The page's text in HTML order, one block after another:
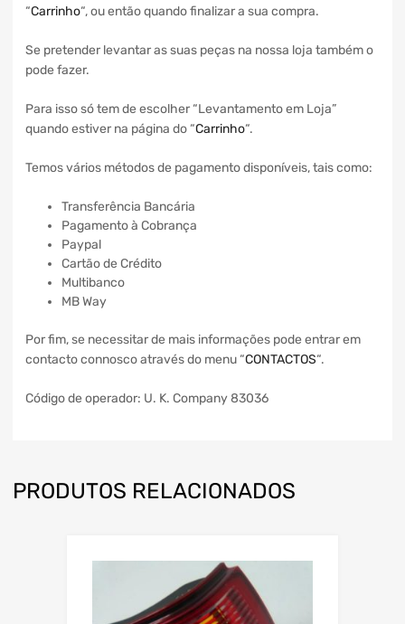
“Carrinho“, ou então quando finalizar a sua compra.
Se pretender levantar as suas peças na nossa loja também o
pode fazer.
Para isso só tem de escolher “Levantamento em Loja”
quando estiver na página do “Carrinho“.
Temos vários métodos de pagamento disponíveis, tais como:
Transferência Bancária
Pagamento à Cobrança
Paypal
Cartão de Crédito
Multibanco
MB Way
Por fim, se necessitar de mais informações pode entrar em
contacto connosco através do menu “CONTACTOS“.
Código de operador: U. K. Company 83036
PRODUTOS RELACIONADOS